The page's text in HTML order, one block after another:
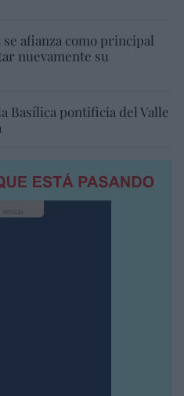
afianza como principal
nuevamente su
Basílica pontificia del Valle